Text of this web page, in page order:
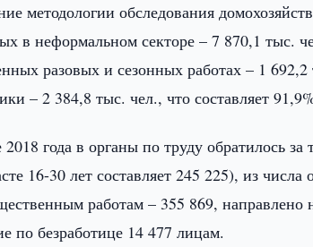
методологии обследования
в неформальном секторе – 7 870,1 тыс.
разовых и сезонных работах – 1
– 2 384,8 тыс. чел., что составляет
года в органы по труду обратилось
16-30 лет составляет 245 225), из
работам – 355 869, направлено
по безработице 14 477 лицам.